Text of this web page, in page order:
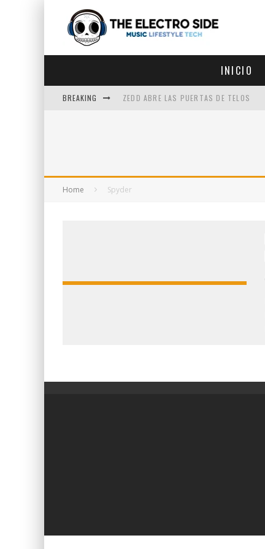
INICIO
BREAKING ZEDD ABRE LAS PUERTAS DE TELOS
Home Spyder